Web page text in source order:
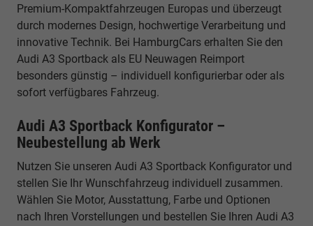
Premium-Kompaktfahrzeugen Europas und überzeugt
durch modernes Design, hochwertige Verarbeitung und
innovative Technik. Bei HamburgCars erhalten Sie den
Audi A3 Sportback als EU Neuwagen Reimport
besonders günstig – individuell konfigurierbar oder als
sofort verfügbares Fahrzeug.
Audi A3 Sportback Konfigurator –
Neubestellung ab Werk
Nutzen Sie unseren Audi A3 Sportback Konfigurator und
stellen Sie Ihr Wunschfahrzeug individuell zusammen.
Wählen Sie Motor, Ausstattung, Farbe und Optionen
nach Ihren Vorstellungen und bestellen Sie Ihren Audi A3